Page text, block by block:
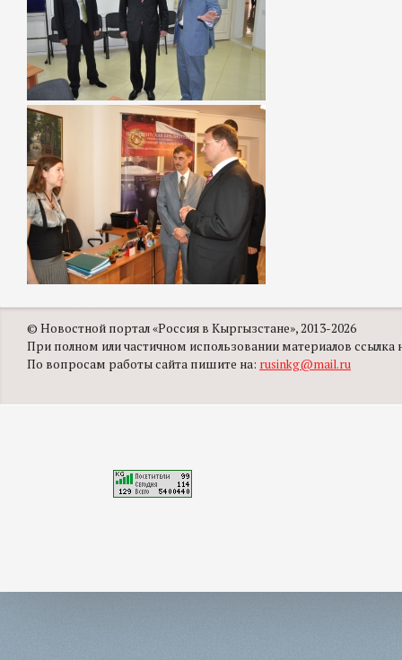
© Новостной портал «Россия в Кыргызстане», 2013-2026
При полном или частичном использовании материалов ссылка
По вопросам работы сайта пишите на: rusinkg@mail.ru